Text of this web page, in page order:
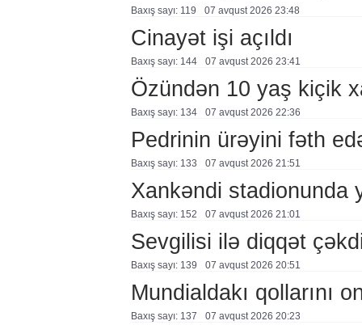
Baxış sayı: 119 07 avqust 2026 23:48
Cinayət işi açıldı
Baxış sayı: 144 07 avqust 2026 23:41
Özündən 10 yaş kiçik
Baxış sayı: 134 07 avqust 2026 22:36
Pedrinin ürəyini fəth
Baxış sayı: 133 07 avqust 2026 21:51
Xankəndi stadionunda
Baxış sayı: 152 07 avqust 2026 21:01
Sevgilisi ilə diqqət
Baxış sayı: 139 07 avqust 2026 20:51
Mundialdakı qollarını
Baxış sayı: 137 07 avqust 2026 20:23